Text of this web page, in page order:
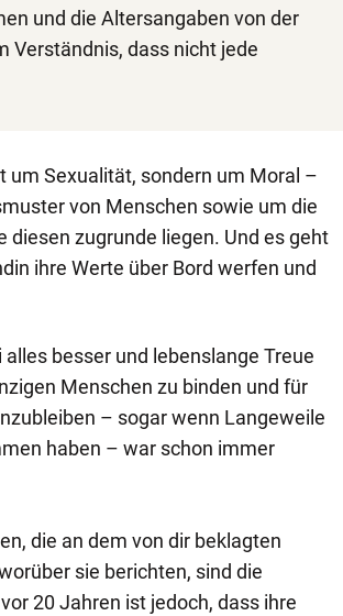
und die Altersangaben von der
Verständnis, dass nicht jede
um Sexualität, sondern um Moral –
von Menschen sowie um die
diesen zugrunde liegen. Und es geht
ihre Werte über Bord werfen und
besser und lebenslange Treue
Menschen zu binden und für
– sogar wenn Langeweile
haben – war schon immer
die an dem von dir beklagten
sie berichten, sind die
20 Jahren ist jedoch, dass ihre